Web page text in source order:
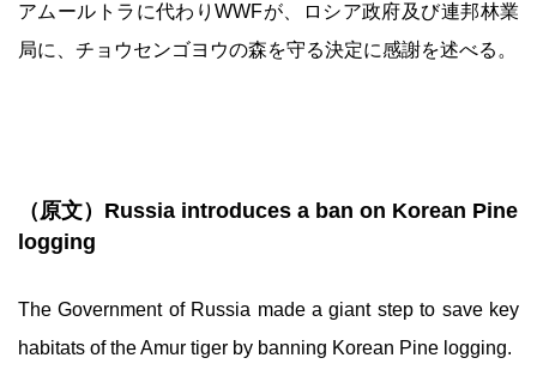
アムールトラに代わりWWFが、ロシア政府及び連邦林業
局に、チョウセンゴヨウの森を守る決定に感謝を述べる。
（原文）Russia introduces a ban on Korean Pine
logging
The Government of Russia made a giant step to save key
habitats of the Amur tiger by banning Korean Pine logging.